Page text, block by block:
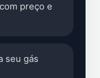
preço e
seu gás